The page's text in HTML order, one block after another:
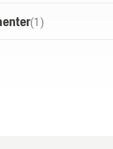
VEF – Verified
sikrer
(1 )